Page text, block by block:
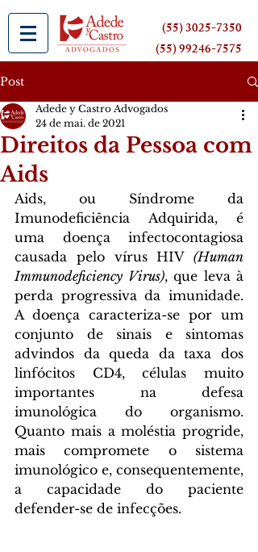
(55) 3025-7350
(55) 99246-7575
Post
Direitos da Pessoa com
Aids
Adede y Castro Advogados
24 de mai. de 2021
Aids, ou Síndrome da
Imunodeficiência Adquirida, é
uma doença infectocontagiosa
causada pelo vírus HIV (Human
Immunodeficiency Virus), que leva à
perda progressiva da imunidade.
A doença caracteriza-se por um
conjunto de sinais e sintomas
advindos da queda da taxa dos
linfócitos CD4, células muito
importantes na defesa
imunológica do organismo.
Quanto mais a moléstia progride,
mais compromete o sistema
imunológico e, consequentemente,
a capacidade do paciente
defender-se de infecções.